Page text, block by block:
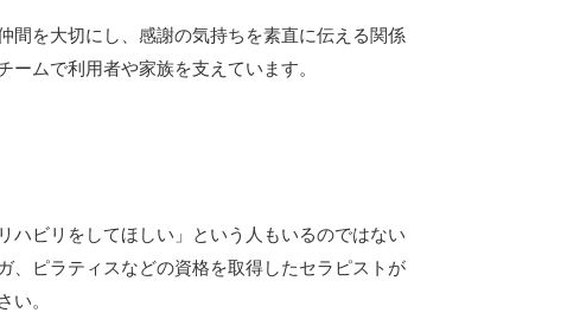
間を大切にし、感謝の気持ちを素直に伝える関係
ムで利用者や家族を支えています。
ハビリをしてほしい」という人もいるのではない
、ピラティスなどの資格を取得したセラピストが
い。